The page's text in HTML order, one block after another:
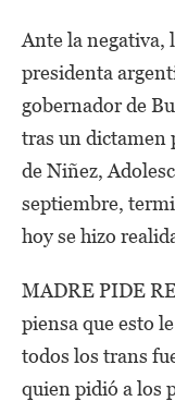
Ante la negativa,
presidenta
gobernador de
tras un dictamen
de Niñez,
septiembre,
hoy se hizo
MADRE PIDE
piensa que esto
todos los trans
quien pidió a los